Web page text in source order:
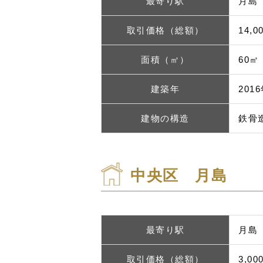
取引価格（総額）
面積（㎡） 60㎡
建築年 2016
建物の構造 鉄骨
中央区 月島
最寄り駅 月島
取引価格（総額）